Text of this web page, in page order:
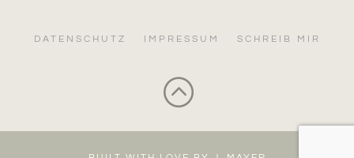
DATENSCHUTZ IMPRESSUM SCHREIB MIR
: